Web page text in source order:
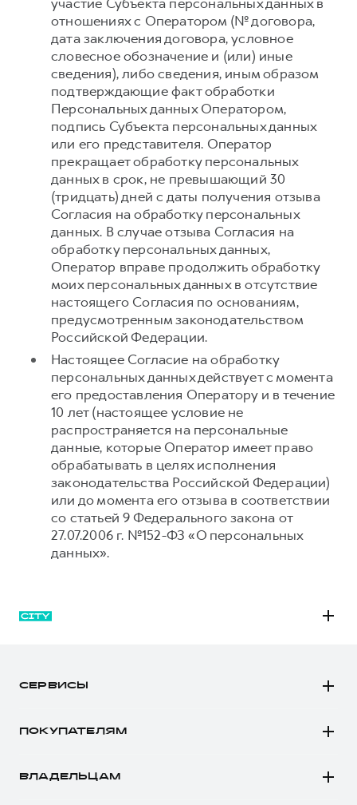
отношениях с Оператором (№ договора,
дата заключения договора, условное
словесное обозначение и (или) иные
сведения), либо сведения, иным образом
подтверждающие факт обработки
Персональных данных Оператором,
подпись Субъекта персональных данных
или его представителя. Оператор
прекращает обработку персональных
данных в срок, не превышающий 30
(тридцать) дней с даты получения отзыва
Согласия на обработку персональных
данных. В случае отзыва Согласия на
обработку персональных данных,
Оператор вправе продолжить обработку
моих персональных данных в отсутствие
настоящего Согласия по основаниям,
предусмотренным законодательством
Российской Федерации.
Настоящее Согласие на обработку
персональных данных действует с момента
его предоставления Оператору и в течение
10 лет (настоящее условие не
распространяется на персональные
данные, которые Оператор имеет право
обрабатывать в целях исполнения
законодательства Российской Федерации)
или до момента его отзыва в соответствии
со статьей 9 Федерального закона от
27.07.2006 г. №152-ФЗ «О персональных
данных».
СЕРВИСЫ
ПОКУПАТЕЛЯМ
Конфигуратор HAVAL
ВЛАДЕЛЬЦАМ